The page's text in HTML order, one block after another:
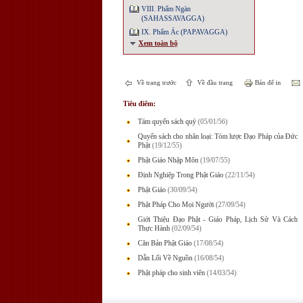
VIII. Phẩm Ngàn
(SAHASSAVAGGA)
IX. Phẩm Ác (PAPAVAGGA)
Xem toàn bộ
Về trang trước Về đầu trang Bản để in
Tiêu điểm:
Tám quyển sách quý (05/01/56)
Quyển sách cho nhân loại: Tóm lược Đạo Pháp của Đức
Phật (19/12/55)
Phật Giáo Nhập Môn (19/07/55)
Định Nghiệp Trong Phật Giáo (22/11/54)
Phật Giáo (30/09/54)
Phật Pháp Cho Mọi Người (27/09/54)
Giới Thiệu Đạo Phật - Giáo Pháp, Lịch Sử Và Cách
Thực Hành (02/09/54)
Căn Bản Phật Giáo (17/08/54)
Dẫn Lối Về Nguồn (16/08/54)
Phật pháp cho sinh viên (14/03/54)